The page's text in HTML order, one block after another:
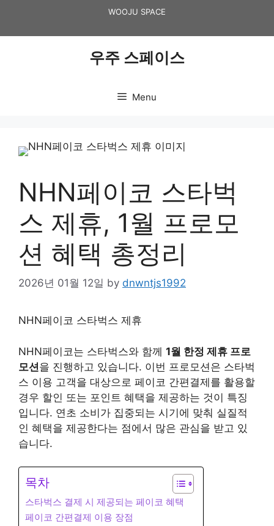
content
WOOJU SPACE
우주 스페이스
Menu
NHN페이코 스타벅
스 제휴, 1월 프로모
션 혜택 총정리
2026년 01월 12일 by dnwntjs1992
NHN페이코 스타벅스 제휴
NHN페이코는 스타벅스와 함께 1월 한정 제휴 프로
모션을 진행하고 있습니다. 이번 프로모션은 스타벅
스 이용 고객을 대상으로 페이코 간편결제를 활용할
경우 할인 또는 포인트 혜택을 제공하는 것이 특징
입니다. 연초 소비가 집중되는 시기에 맞춰 실질적
인 혜택을 제공한다는 점에서 많은 관심을 받고 있
습니다.
목차
스타벅스 결제 시 제공되는 페이코 혜택
페이코 간편결제 이용 장점